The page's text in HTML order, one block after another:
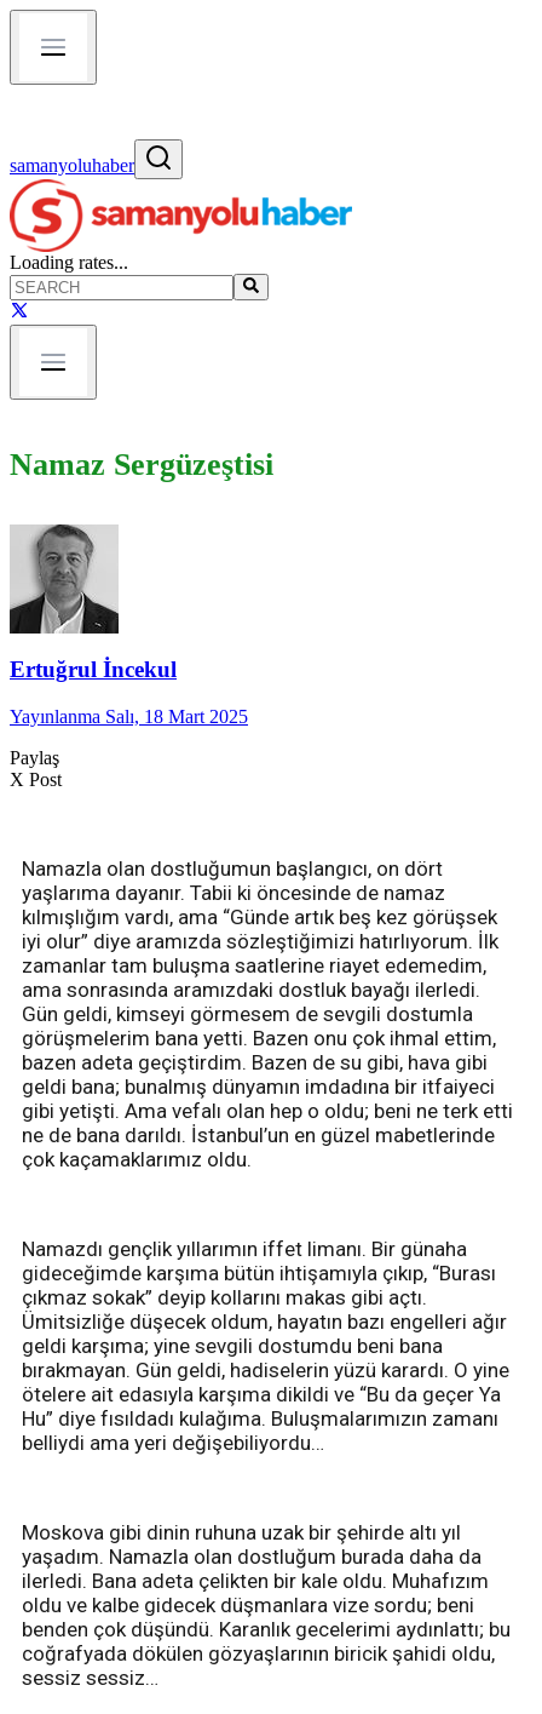
samanyoluhaber
Loading rates...
Namaz Sergüzeştisi
Ertuğrul İncekul
Yayınlanma Salı, 18 Mart 2025
Paylaş
X Post
Namazla olan dostluğumun başlangıcı, on dört
yaşlarıma dayanır. Tabii ki öncesinde de namaz
kılmışlığım vardı, ama “Günde artık beş kez görüşsek
iyi olur” diye aramızda sözleştiğimizi hatırlıyorum. İlk
zamanlar tam buluşma saatlerine riayet edemedim,
ama sonrasında aramızdaki dostluk bayağı ilerledi.
Gün geldi, kimseyi görmesem de sevgili dostumla
görüşmelerim bana yetti. Bazen onu çok ihmal ettim,
bazen adeta geçiştirdim. Bazen de su gibi, hava gibi
geldi bana; bunalmış dünyamın imdadına bir itfaiyeci
gibi yetişti. Ama vefalı olan hep o oldu; beni ne terk etti
ne de bana darıldı. İstanbul’un en güzel mabetlerinde
çok kaçamaklarımız oldu.
Namazdı gençlik yıllarımın iffet limanı. Bir günaha
gideceğimde karşıma bütün ihtişamıyla çıkıp, “Burası
çıkmaz sokak” deyip kollarını makas gibi açtı.
Ümitsizliğe düşecek oldum, hayatın bazı engelleri ağır
geldi karşıma; yine sevgili dostumdu beni bana
bırakmayan. Gün geldi, hadiselerin yüzü karardı. O yine
ötelere ait edasıyla karşıma dikildi ve “Bu da geçer Ya
Hu” diye fısıldadı kulağıma. Buluşmalarımızın zamanı
belliydi ama yeri değişebiliyordu…
Moskova gibi dinin ruhuna uzak bir şehirde altı yıl
yaşadım. Namazla olan dostluğum burada daha da
ilerledi. Bana adeta çelikten bir kale oldu. Muhafızım
oldu ve kalbe gidecek düşmanlara vize sordu; beni
benden çok düşündü. Karanlık gecelerimi aydınlattı; bu
coğrafyada dökülen gözyaşlarının biricik şahidi oldu,
sessiz sessiz…